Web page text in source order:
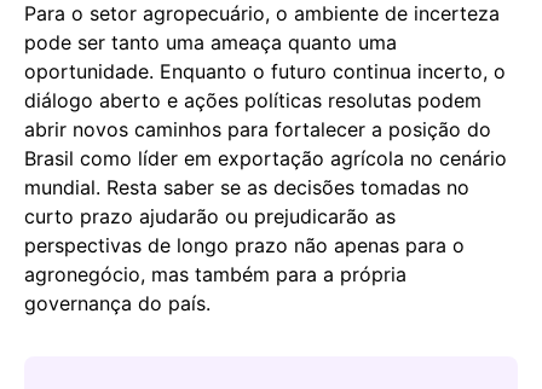
Para o setor agropecuário, o ambiente de incerteza
pode ser tanto uma ameaça quanto uma
oportunidade. Enquanto o futuro continua incerto, o
diálogo aberto e ações políticas resolutas podem
abrir novos caminhos para fortalecer a posição do
Brasil como líder em exportação agrícola no cenário
mundial. Resta saber se as decisões tomadas no
curto prazo ajudarão ou prejudicarão as
perspectivas de longo prazo não apenas para o
agronegócio, mas também para a própria
governança do país.